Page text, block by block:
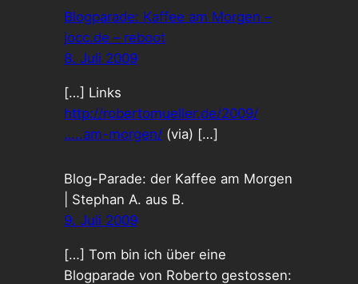
Blogparade: Kaffee am Morgen –
jocc.de – reboot
8. Juli 2009
[…] Links
http://robertomueller.de/2009/
…..am-morgen/(via) […]
Blog-Parade: der Kaffee am Morgen
| Stephan A. aus B.
9. Juli 2009
[…] Tom bin ich über eine
Blogparade von Roberto gestossen: